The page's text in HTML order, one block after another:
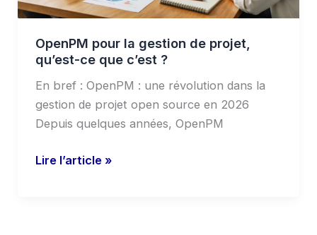
OpenPM pour la gestion de projet,
qu’est-ce que c’est ?
En bref : OpenPM : une révolution dans la
gestion de projet open source en 2026
Depuis quelques années, OpenPM
c’est
Lire l’article »